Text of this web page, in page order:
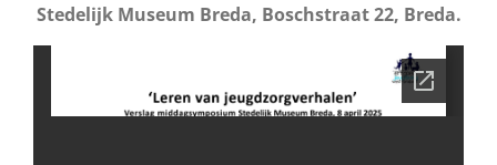
Stedelijk Museum Breda, Boschstraat 22, Breda.